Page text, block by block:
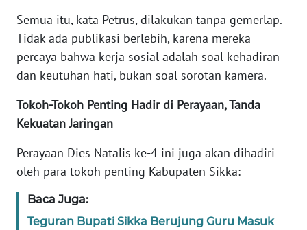
Semua itu, kata Petrus, dilakukan tanpa gemerlap.
Tidak ada publikasi berlebih, karena mereka
percaya bahwa kerja sosial adalah soal kehadiran
dan keutuhan hati, bukan soal sorotan kamera.
Tokoh-Tokoh Penting Hadir di Perayaan, Tanda
Kekuatan Jaringan
Perayaan Dies Natalis ke-4 ini juga akan dihadiri
oleh para tokoh penting Kabupaten Sikka:
Baca Juga:
Teguran Bupati Sikka Berujung Guru Masuk
JABAR
WN
BANTEN
WN
NTT
WN
KEPRI
WN
PAPUA